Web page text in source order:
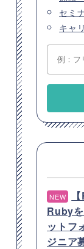
セミ
キャ
NEW
Ruby
ットフ
ジニア